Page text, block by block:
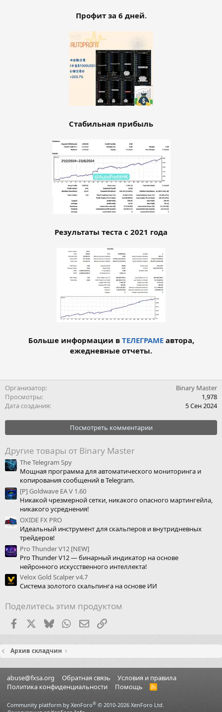
Профит за 6 дней.
Стабильная прибыль
Результаты теста с 2021 года
Больше информации в ТЕЛЕГРАМЕавтора,
ежедневные отчеты.
Организатор
Binary Master
Просмотры
1,978
Дата создания
5 Сен 2024
Посмотреть комментарии
Другие товары от Binary Master
The Telegram Spy
Мощная программа для автоматического мониторинга и
копирования сообщений в Telegram.
[Р] Goldwave EA V 1.60
Никакой чрезмерной сетки, никакого опасного мартингейла,
никакого усреднения!
OXIDE FX PRO
Идеальный инструмент для скальперов и внутридневных
трейдеров!
Pro Thunder V12 [NEW]
Pro Thunder V12 — бинарный индикатор на основе
нейронного искусственного интеллекта!
Velox Gold Scalper v4.7
Система золотого скальпинга на основе ИИ
Поделитесь этим продуктом
FacebookX (Twitter)
BlueskyWhatsApp
Электронная почта
Ссылка
Архив складчин
abuse@fxsa.org Обратная связь
Условия и правила
Политика конфиденциальности
Помощь
R
Community platform by XenForo® © 2010-2026 XenForo Ltd.